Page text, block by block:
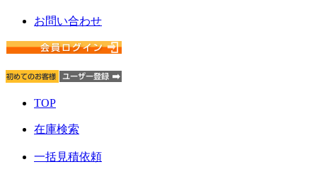
お問い合わせ
TOP
在庫検索
一括見積依頼